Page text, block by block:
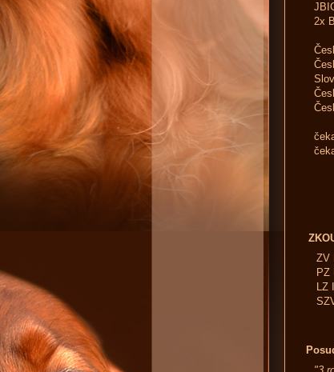
2x
ZV
PZ
LZ